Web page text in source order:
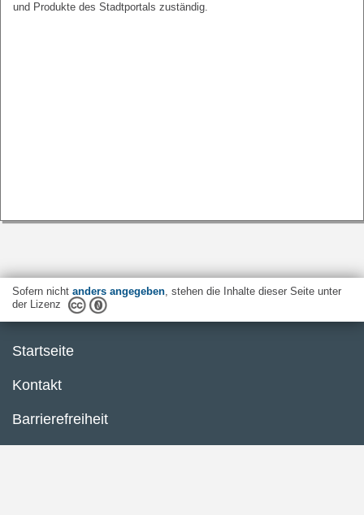
und Produkte des Stadtportals zuständig.
Sofern nicht anders angegeben, stehen die Inhalte dieser Seite unter
der Lizenz
Startseite
Kontakt
Barrierefreiheit